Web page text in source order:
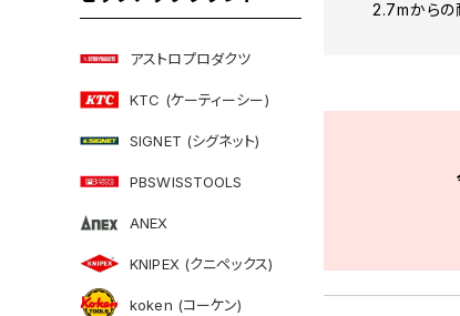
アストロプロダクツ
KTC (ケーティーシー)
SIGNET (シグネット)
PBSWISSTOOLS
ANEX
KNIPEX (クニペックス)
koken (コーケン)
2.7mから